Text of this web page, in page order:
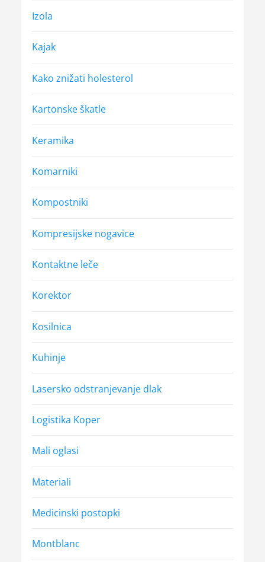
Izola
Kajak
Kako znižati holesterol
Kartonske škatle
Keramika
Komarniki
Kompostniki
Kompresijske nogavice
Kontaktne leče
Korektor
Kosilnica
Kuhinje
Lasersko odstranjevanje dlak
Logistika Koper
Mali oglasi
Materiali
Medicinski postopki
Montblanc